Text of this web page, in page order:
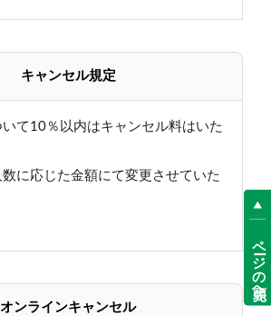
キャンセル規定
いて10％以内はキャンセル料はいた
に応じた金額にて変更させていた
オンラインキャンセル
ページの先頭へ